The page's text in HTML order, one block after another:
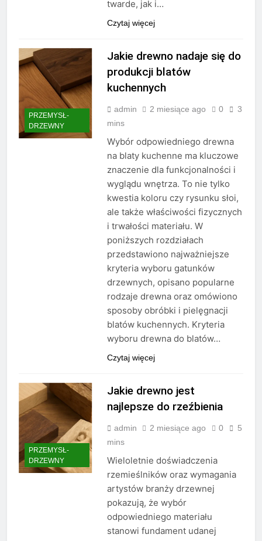
twarde, jak i…
Czytaj więcej
PRZEMYSŁ-
DRZEWNY
Jakie drewno nadaje się do
produkcji blatów
kuchennych
admin 2 miesiące ago 0
3
mins
Wybór odpowiedniego drewna
na blaty kuchenne ma kluczowe
znaczenie dla funkcjonalności i
wyglądu wnętrza. To nie tylko
kwestia koloru czy rysunku słoi,
ale także właściwości fizycznych
i trwałości materiału. W
poniższych rozdziałach
przedstawiono najważniejsze
kryteria wyboru gatunków
drzewnych, opisano popularne
rodzaje drewna oraz omówiono
sposoby obróbki i pielęgnacji
blatów kuchennych. Kryteria
wyboru drewna do blatów…
Czytaj więcej
PRZEMYSŁ-
DRZEWNY
Jakie drewno jest
najlepsze do rzeźbienia
admin 2 miesiące ago 0
5
mins
Wieloletnie doświadczenia
rzemieślników oraz wymagania
artystów branży drzewnej
pokazują, że wybór
odpowiedniego materiału
stanowi fundament udanej